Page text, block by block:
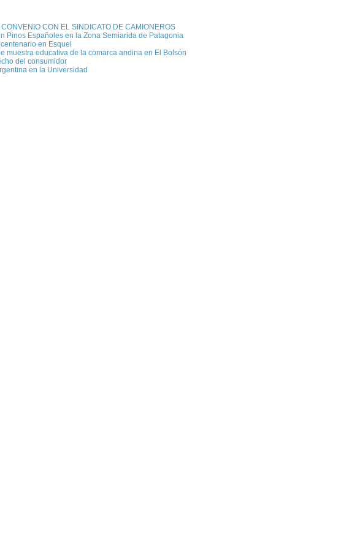
CON EL SINDICATO DE CAMIONEROS
Pinos Españoles en la Zona Semiarida de Patagonia
en Esquel
muestra educativa de la comarca andina en El Bolsón
del consumidor
en la Universidad